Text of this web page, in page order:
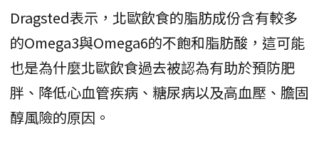
Dragsted表示，北歐飲食的脂肪成份含有較多
的Omega3與Omega6的不飽和脂肪酸，這可能
也是為什麼北歐飲食過去被認為有助於預防肥
胖、降低心血管疾病、糖尿病以及高血壓、膽固
醇風險的原因。